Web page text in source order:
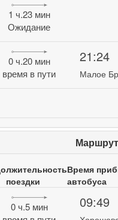
1 ч.23 мин
Ожидание
0 ч.20 мин
время в пути
21:24
Малое
поездки
Время
автобуса
0 ч.5 мин
09:49